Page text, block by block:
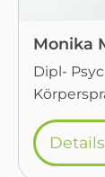
Monika
Dipl-
Details